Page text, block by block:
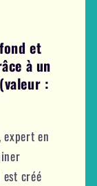
et
à un
:
expert en
est créé